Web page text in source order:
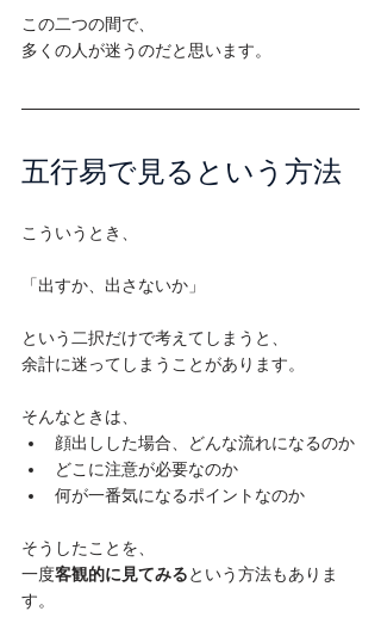
この二つの間で、
多くの人が迷うのだと思います。
五行易で見るという方法
こういうとき、
「出すか、出さないか」
という二択だけで考えてしまうと、
余計に迷ってしまうことがあります。
そんなときは、
顔出しした場合、どんな流れになるのか
どこに注意が必要なのか
何が一番気になるポイントなのか
そうしたことを、
一度客観的に見てみる という方法もありま
す。